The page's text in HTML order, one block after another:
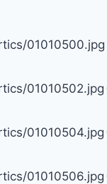
01010500.jpg
01010502.jpg
01010504.jpg
01010506.jpg